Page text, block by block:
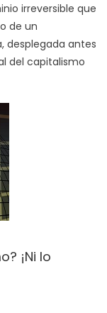
irreversible que
de un
desplegada antes
del capitalismo
¡Ni lo